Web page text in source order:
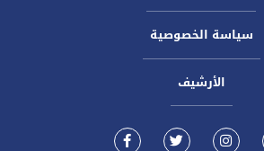
سياسة الخصوصية
الأرشيف